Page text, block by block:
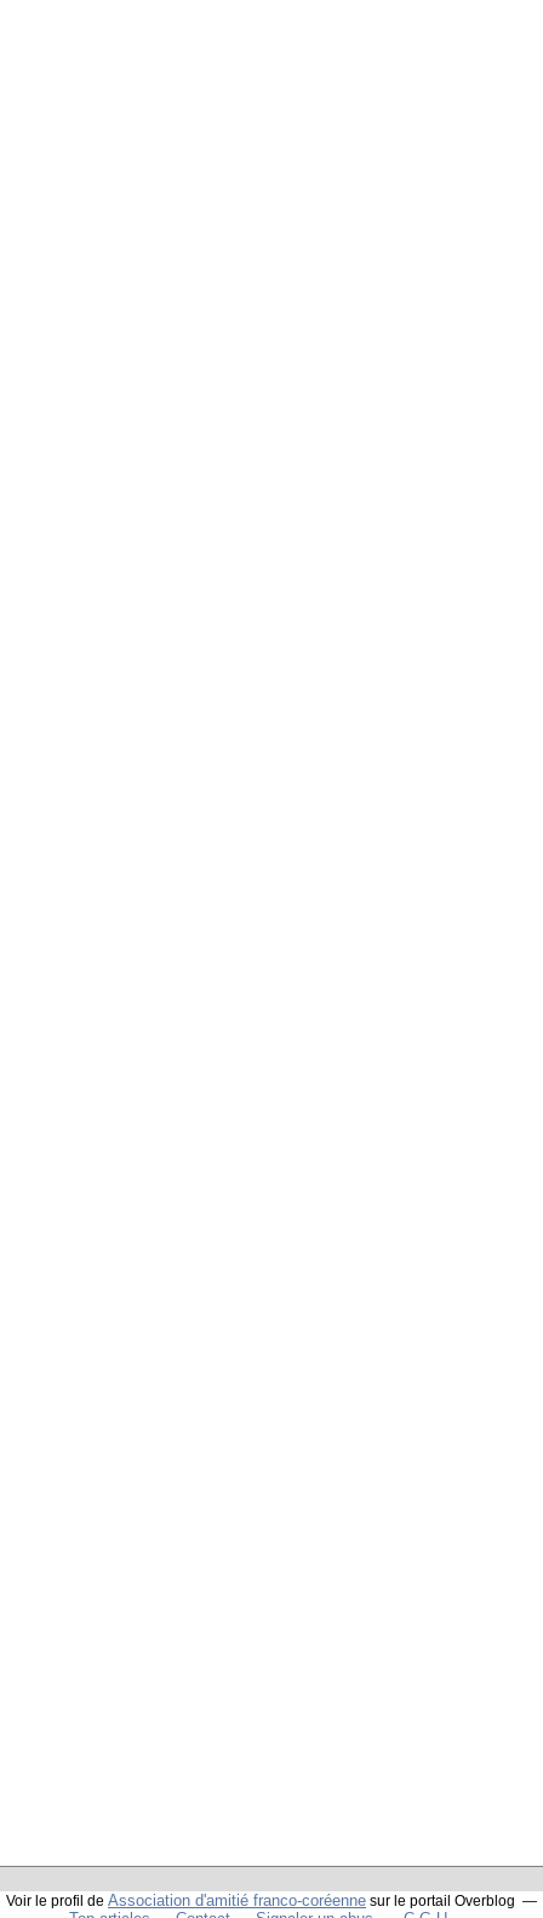
Voir le profil de Association d'amitié franco-coréenne sur le portail Overblog